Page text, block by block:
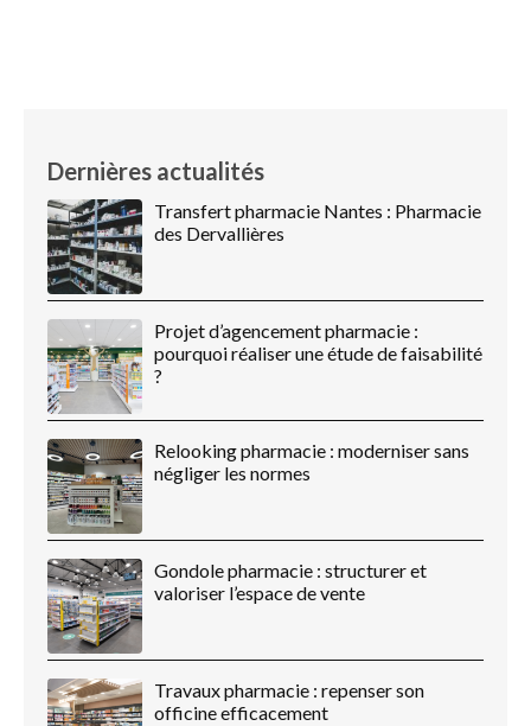
Dernières actualités
Transfert pharmacie Nantes : Pharmacie
des Dervallières
Projet d’agencement pharmacie :
pourquoi réaliser une étude de faisabilité
?
Relooking pharmacie : moderniser sans
négliger les normes
Gondole pharmacie : structurer et
valoriser l’espace de vente
Travaux pharmacie : repenser son
officine efficacement